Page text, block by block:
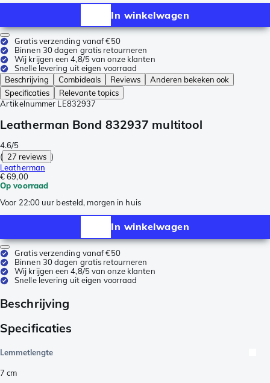
In winkelwagen
Gratis verzending vanaf €50
Binnen 30 dagen gratis retourneren
Wij krijgen een 4,8/5 van onze klanten
Snelle levering uit eigen voorraad
Beschrijving
Combideals Reviews
Anderen bekeken ook
Specificaties
Relevante topics
Artikelnummer LE832937
Leatherman Bond 832937 multitool
4.6/5
( 27 reviews )
Leatherman
€ 69,00
Op voorraad
Voor 22:00 uur besteld, morgen in huis
In winkelwagen
Gratis verzending vanaf €50
Binnen 30 dagen gratis retourneren
Wij krijgen een 4,8/5 van onze klanten
Snelle levering uit eigen voorraad
Beschrijving
Specificaties
Lemmetlengte
7 cm